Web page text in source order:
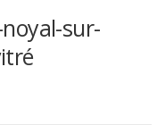
sur-